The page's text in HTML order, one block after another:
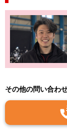
その他の問い合わ